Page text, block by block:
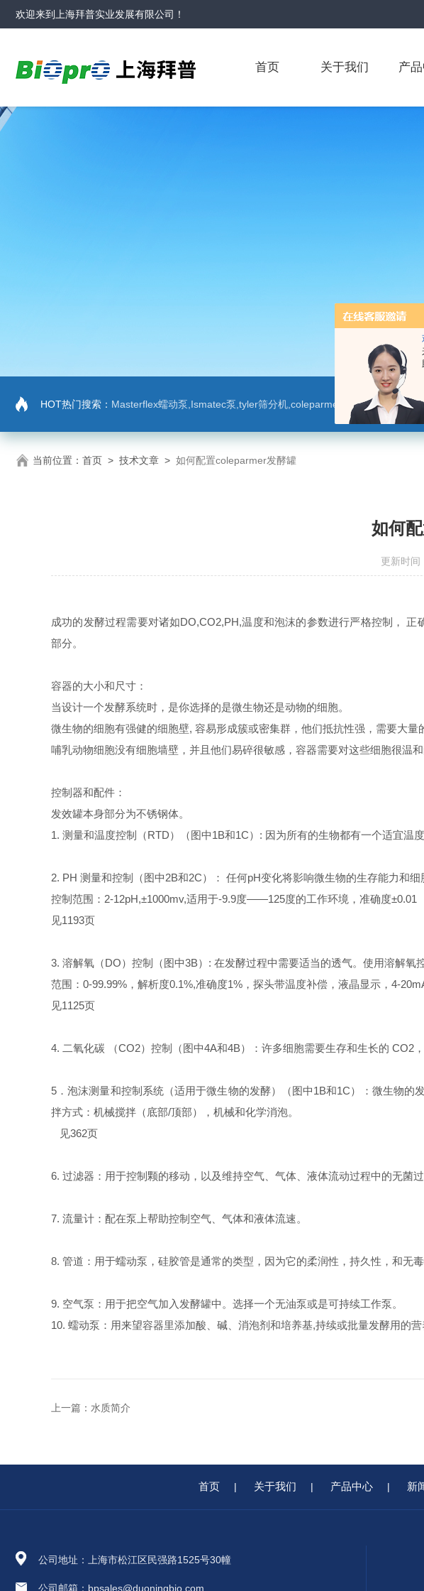
欢迎来到 上海拜普实业发展有限公司 ！
首页 关于我们 产
HOT热门搜索： Masterflex蠕动泵,Ismatec泵,tyler筛分机,coleparmer,注射泵,洗瓶机,p80橡胶润滑剂
当前位置： 首页 > 技术文章 > 如何配置coleparmer发酵罐
如何
更新时
成功的发酵过程需要对诸如DO,CO2,PH,温度和泡沫的参数进行严格控制，
部分。
容器的大小和尺寸：
当设计一个发酵系统时，是你选择的是微生物还是动物的细胞。
微生物的细胞有强健的细胞壁, 容易形成簇或密集群，他们抵抗性强，需要大量
哺乳动物细胞没有细胞墙壁，并且他们易碎很敏感，容器需要对这些细胞很温
控制器和配件：
发效罐本身部分为不锈钢体。
1. 测量和温度控制（RTD）（图中1B和1C）: 因为所有的生物都有一个适宜温
2. PH 测量和控制（图中2B和2C）： 任何pH变化将影响微生物的生存能力和
控制范围：2-12pH,±1000mv,适用于-9.9度——125度的工作环境，准确度±0.01
见1193页
3. 溶解氧（DO）控制（图中3B）: 在发酵过程中需要适当的透气。使用溶解氧
范围：0-99.99%，解析度0.1%,准确度1%，探头带温度补偿，液晶显示，4-
见1125页
4. 二氧化碳 （CO2）控制（图中4A和4B）：许多细胞需要生存和生长的 CO2
5．泡沫测量和控制系统（适用于微生物的发酵）（图中1B和1C）：微生物
拌方式：机械搅拌（底部/顶部）， 机械和化学消泡。
见362页
6. 过滤器：用于控制颗的移动，以及维持空气、气体、液体流动过程中的无菌过
7. 流量计：配在泵上帮助控制空气、气体和液体流速。
8. 管道：用于蠕动泵，硅胶管是通常的类型，因为它的柔润性，持久性，和无
9. 空气泵：用于把空气加入发酵罐中。选择一个无油泵或是可持续工作泵。
10. 蠕动泵：用来望容器里添加酸、碱、消泡剂和培养基,持续或批量发酵用的营
上一篇： 水质简介
首页 | 关于我们 | 产品中心 | 新
公司地址：上海市松江区民强路1525号30幢
公司邮箱：bpsales@duoningbio.com